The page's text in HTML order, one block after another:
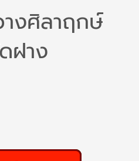
งศิลาฤกษ์
ฝาง